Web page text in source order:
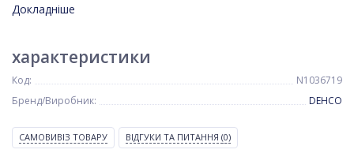
Докладніше
характеристики
Код:
N1036719
Бренд/Виробник:
DEHCO
САМОВИВІЗ ТОВАРУ ВІДГУКИ ТА ПИТАННЯ (0)